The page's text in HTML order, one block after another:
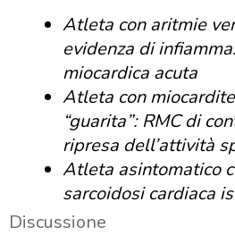
Atleta con aritmie
evidenza di
miocardica acuta
Atleta con
“guarita”: RMC di
ripresa dell’attività
Atleta asintomatico
sarcoidosi cardiaca
Discussione